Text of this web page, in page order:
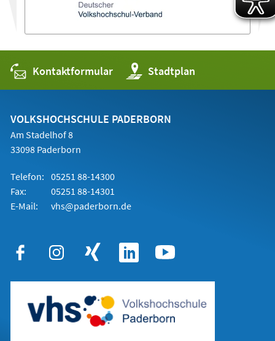
Kontaktformular Stadtplan
(Öffnet
in
einem
Tab)
VOLKSHOCHSCHULE PADERBORN
Am Stadelhof 8
33098 Paderborn
Telefon: 05251 88-14300
Fax:
05251 88-14301
E-Mail:
vhs@paderborn.de